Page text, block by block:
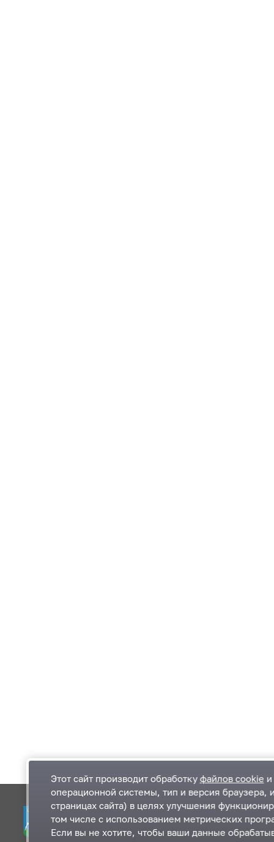
Одинцовский городской округ Московской
области
Этот сайт производит обработку файлов cookie
операционной системы, тип и версия браузера,
страницах сайта) в целях улучшения
том числе с использованием метрических
Если вы не хотите, чтобы ваши данные